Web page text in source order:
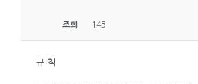
조회 143
규 칙